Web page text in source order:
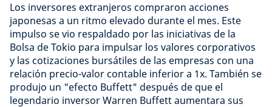
Los inversores extranjeros compraron acciones
japonesas a un ritmo elevado durante el mes. Este
impulso se vio respaldado por las iniciativas de la
Bolsa de Tokio para impulsar los valores corporativos
y las cotizaciones bursátiles de las empresas con una
relación precio-valor contable inferior a 1x. También se
produjo un "efecto Buffett" después de que el
legendario inversor Warren Buffett aumentara sus